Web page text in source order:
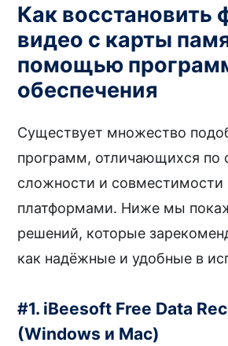
Как восстановить
видео с карты
помощью
обеспечения
Существует множество
программ, отличающихся по
сложности и совместимости
платформами. Ниже мы
решений, которые
как надёжные и удобные в
#1. iBeesoft Free Data
(Windows и Mac)